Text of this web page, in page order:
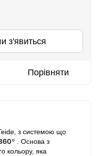
з'явиться
Порівняти
з системою що
. Основа з
кольору, яка